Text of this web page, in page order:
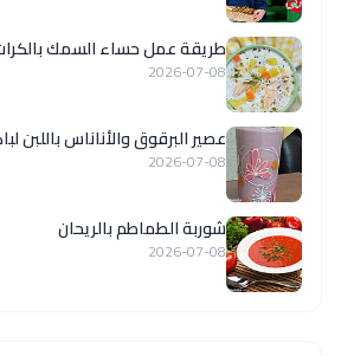
طريقة عمل حساء السمك
2026-07-08
عصير البرقوق والأناناس باللبن
2026-07-08
شوربة الطماطم بالريحان
2026-07-08